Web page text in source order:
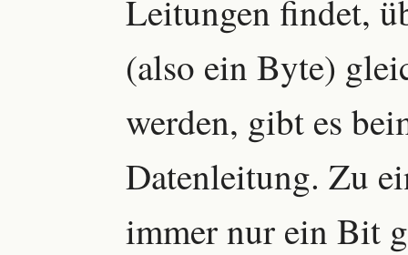
Leitungen findet,
(also ein Byte)
werden, gibt es
Datenleitung. Zu
immer nur ein Bit